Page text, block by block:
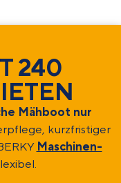
240
Mähboot nur
kurzfristiger
Maschinen-